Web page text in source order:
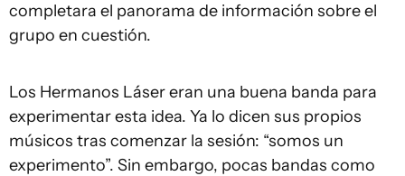
completara el panorama de información sobre el
grupo en cuestión.
Los Hermanos Láser eran una buena banda para
experimentar esta idea. Ya lo dicen sus propios
músicos tras comenzar la sesión: “somos un
experimento”. Sin embargo, pocas bandas como